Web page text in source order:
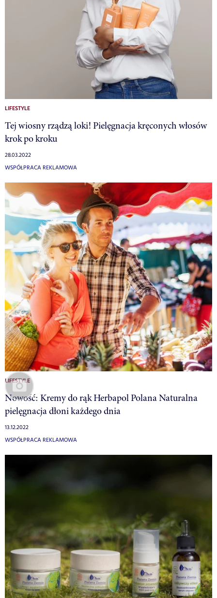
LIFESTYLE
Tej wiosny rządzą loki! Pielęgnacja kręconych włosów
krok po kroku
28.03.2022
WSPÓŁPRACA REKLAMOWA
LIFESTYLE
Nowość: Kremy do rąk Herbapol Polana Naturalna
pielęgnacja dłoni każdego dnia
13.12.2022
WSPÓŁPRACA REKLAMOWA